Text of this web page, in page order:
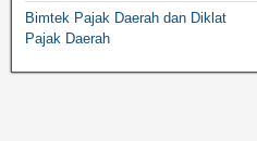
Bimtek Pajak Daerah dan Diklat
Pajak Daerah